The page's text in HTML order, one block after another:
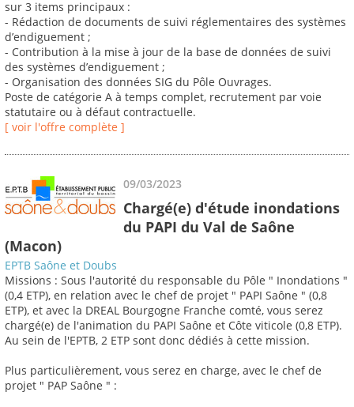
sur 3 items principaux :
- Rédaction de documents de suivi réglementaires des systèmes
d’endiguement ;
- Contribution à la mise à jour de la base de données de suivi
des systèmes d’endiguement ;
- Organisation des données SIG du Pôle Ouvrages.
Poste de catégorie A à temps complet, recrutement par voie
statutaire ou à défaut contractuelle.
[ voir l'offre complète ]
09/03/2023
Chargé(e) d'étude inondations
du PAPI du Val de Saône
(Macon)
EPTB Saône et Doubs
Missions : Sous l'autorité du responsable du Pôle " Inondations "
(0,4 ETP), en relation avec le chef de projet " PAPI Saône " (0,8
ETP), et avec la DREAL Bourgogne Franche comté, vous serez
chargé(e) de l'animation du PAPI Saône et Côte viticole (0,8 ETP).
Au sein de l'EPTB, 2 ETP sont donc dédiés à cette mission.
Plus particulièrement, vous serez en charge, avec le chef de
projet " PAP Saône " :